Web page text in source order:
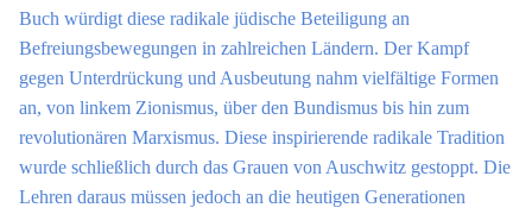
Buch würdigt diese radikale jüdische Beteiligung an
Befreiungsbewegungen in zahlreichen Ländern. Der Kampf
gegen Unterdrückung und Ausbeutung nahm vielfältige Formen
an, von linkem Zionismus, über den Bundismus bis hin zum
revolutionären Marxismus. Diese inspirierende radikale Tradition
wurde schließlich durch das Grauen von Auschwitz gestoppt. Die
Lehren daraus müssen jedoch an die heutigen Generationen